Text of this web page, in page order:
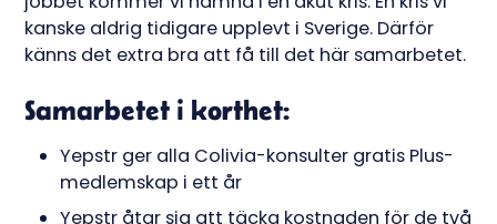
kanske aldrig tidigare upplevt i Sverige. Därför
känns det extra bra att få till det här samarbetet.
Samarbetet i korthet:
Yepstr ger alla Colivia-konsulter gratis Plus-
medlemskap i ett år
Yepstr åtar sig att täcka kostnaden för de två